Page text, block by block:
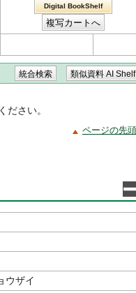
Digital BookShelf
ださい。
ページの先
ウザイ